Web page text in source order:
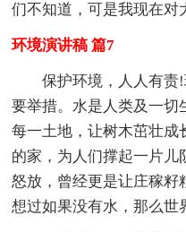
们不知道，可是我现在对
环境演讲稿 篇7
保护环境，人人有责
要举措。水是人类及一切
每一土地，让树木茁壮成
的家，为人们撑起一片
怒放，曾经更是让庄稼籽
想过如果没有水，那么世